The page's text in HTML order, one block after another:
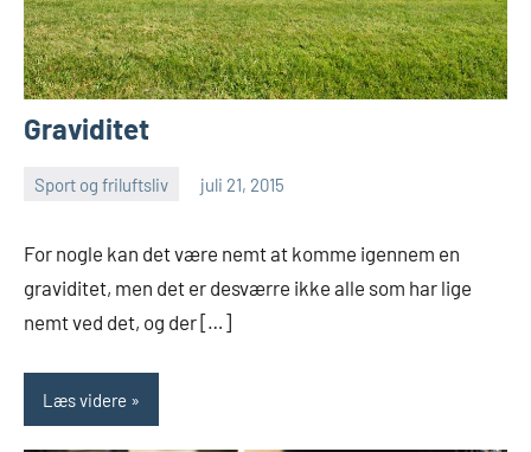
Graviditet
Sport og friluftsliv juli 21, 2015
Esben
For nogle kan det være nemt at komme igennem en
graviditet, men det er desværre ikke alle som har lige
nemt ved det, og der […]
Læs videre